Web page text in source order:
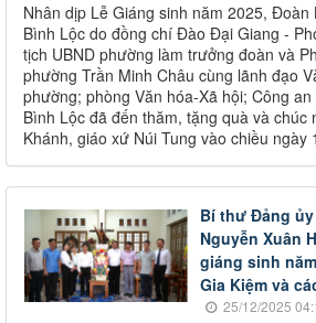
Nhân dịp Lễ Giáng sinh năm 2025,
Bình Lộc do đồng chí Đào Đại Giang -
tịch UBND phường làm trưởng đoàn và
phường Trần Minh Châu cùng lãnh đạo
phường; phòng Văn hóa-Xã hội; Công
Bình Lộc đã đến thăm, tặng quà và chúc
Khánh, giáo xứ Núi Tung vào chiều ngày
Bí thư Đảng
Nguyễn Xuân
giáng sinh
Gia Kiệm và
25/12/2025